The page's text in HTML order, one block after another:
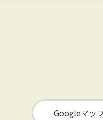
Googleマッ